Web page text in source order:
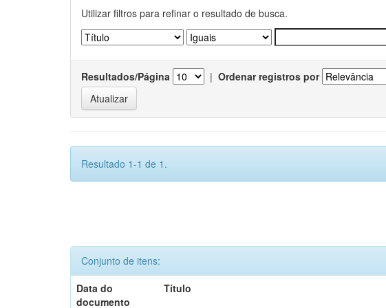
Utilizar filtros para refinar o resultado de busca.
Resultados/Página | Ordenar registros por
Resultado 1-1 de 1.
Conjunto de itens:
Data do
documento
Título